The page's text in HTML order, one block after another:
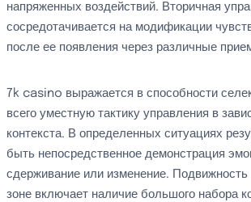
напряженных воздействий. Вторичная
сосредотачивается на модификации
после ее появления через различные
7k casino выражается в способности
всего уместную тактику управления в
контекста. В определенных ситуациях
быть непосредственное демонстрация
сдерживание или изменение.
зоне включает наличие большого набора